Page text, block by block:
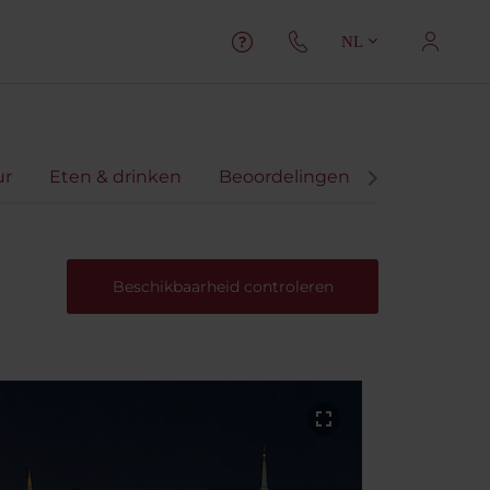
NL
Eten & drinken Beoordelingen
Beschikbaarheid controleren